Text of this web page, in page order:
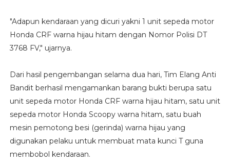
"Adapun kendaraan yang dicuri yakni 1 unit sepeda motor
Honda CRF warna hijau hitam dengan Nomor Polisi DT
3768 FV," ujarnya.
Dari hasil pengembangan selama dua hari, Tim Elang Anti
Bandit berhasil mengamankan barang bukti berupa satu
unit sepeda motor Honda CRF warna hijau hitam, satu unit
sepeda motor Honda Scoopy warna hitam, satu buah
mesin pemotong besi (gerinda) warna hijau yang
digunakan pelaku untuk membuat mata kunci T guna
membobol kendaraan.